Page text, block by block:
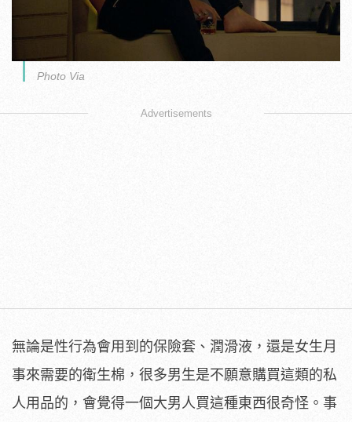
Photo Via
Advertisements
無論是性行為會用到的保險套、潤滑液，還是女生月
事來需要的衛生棉，很多男生是不願意購買這類的私
人用品的，會覺得一個大男人買這種東西很奇怪。事